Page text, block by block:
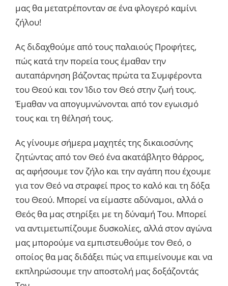
μας θα μετατρέπονταν σε ένα φλογερό καμίνι
ζήλου!
Ας διδαχθούμε από τους παλαιούς Προφήτες,
πώς κατά την πορεία τους έμαθαν την
αυταπάρνηση βάζοντας πρώτα τα Συμφέροντα
του Θεού και τον Ίδιο τον Θεό στην ζωή τους.
Έμαθαν να απογυμνώνονται από τον εγωισμό
τους και τη θέλησή τους.
Ας γίνουμε σήμερα μαχητές της δικαιοσύνης
ζητώντας από τον Θεό ένα ακατάβλητο θάρρος,
ας αφήσουμε τον ζήλο και την αγάπη που έχουμε
για τον Θεό να στραφεί προς το καλό και τη δόξα
του Θεού. Μπορεί να είμαστε αδύναμοι, αλλά ο
Θεός θα μας στηρίξει με τη δύναμή Του. Μπορεί
να αντιμετωπίζουμε δυσκολίες, αλλά στον αγώνα
μας μπορούμε να εμπιστευθούμε τον Θεό, ο
οποίος θα μας διδάξει πώς να επιμείνουμε και να
εκπληρώσουμε την αποστολή μας δοξάζοντάς